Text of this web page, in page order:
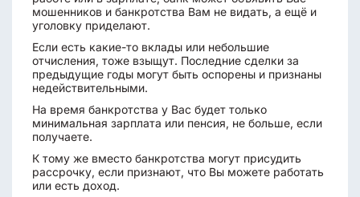
мошенников и банкротства Вам не видать, а ещё и
уголовку приделают.
Если есть какие-то вклады или небольшие
отчисления, тоже взыщут. Последние сделки за
предыдущие годы могут быть оспорены и признаны
недействительными.
На время банкротства у Вас будет только
минимальная зарплата или пенсия, не больше, если
получаете.
К тому же вместо банкротства могут присудить
рассрочку, если признают, что Вы можете работать
или есть доход.